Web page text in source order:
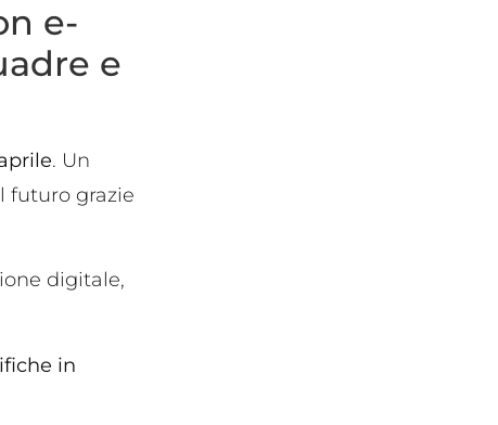
e-
e
. Un
futuro grazie
digitale,
in